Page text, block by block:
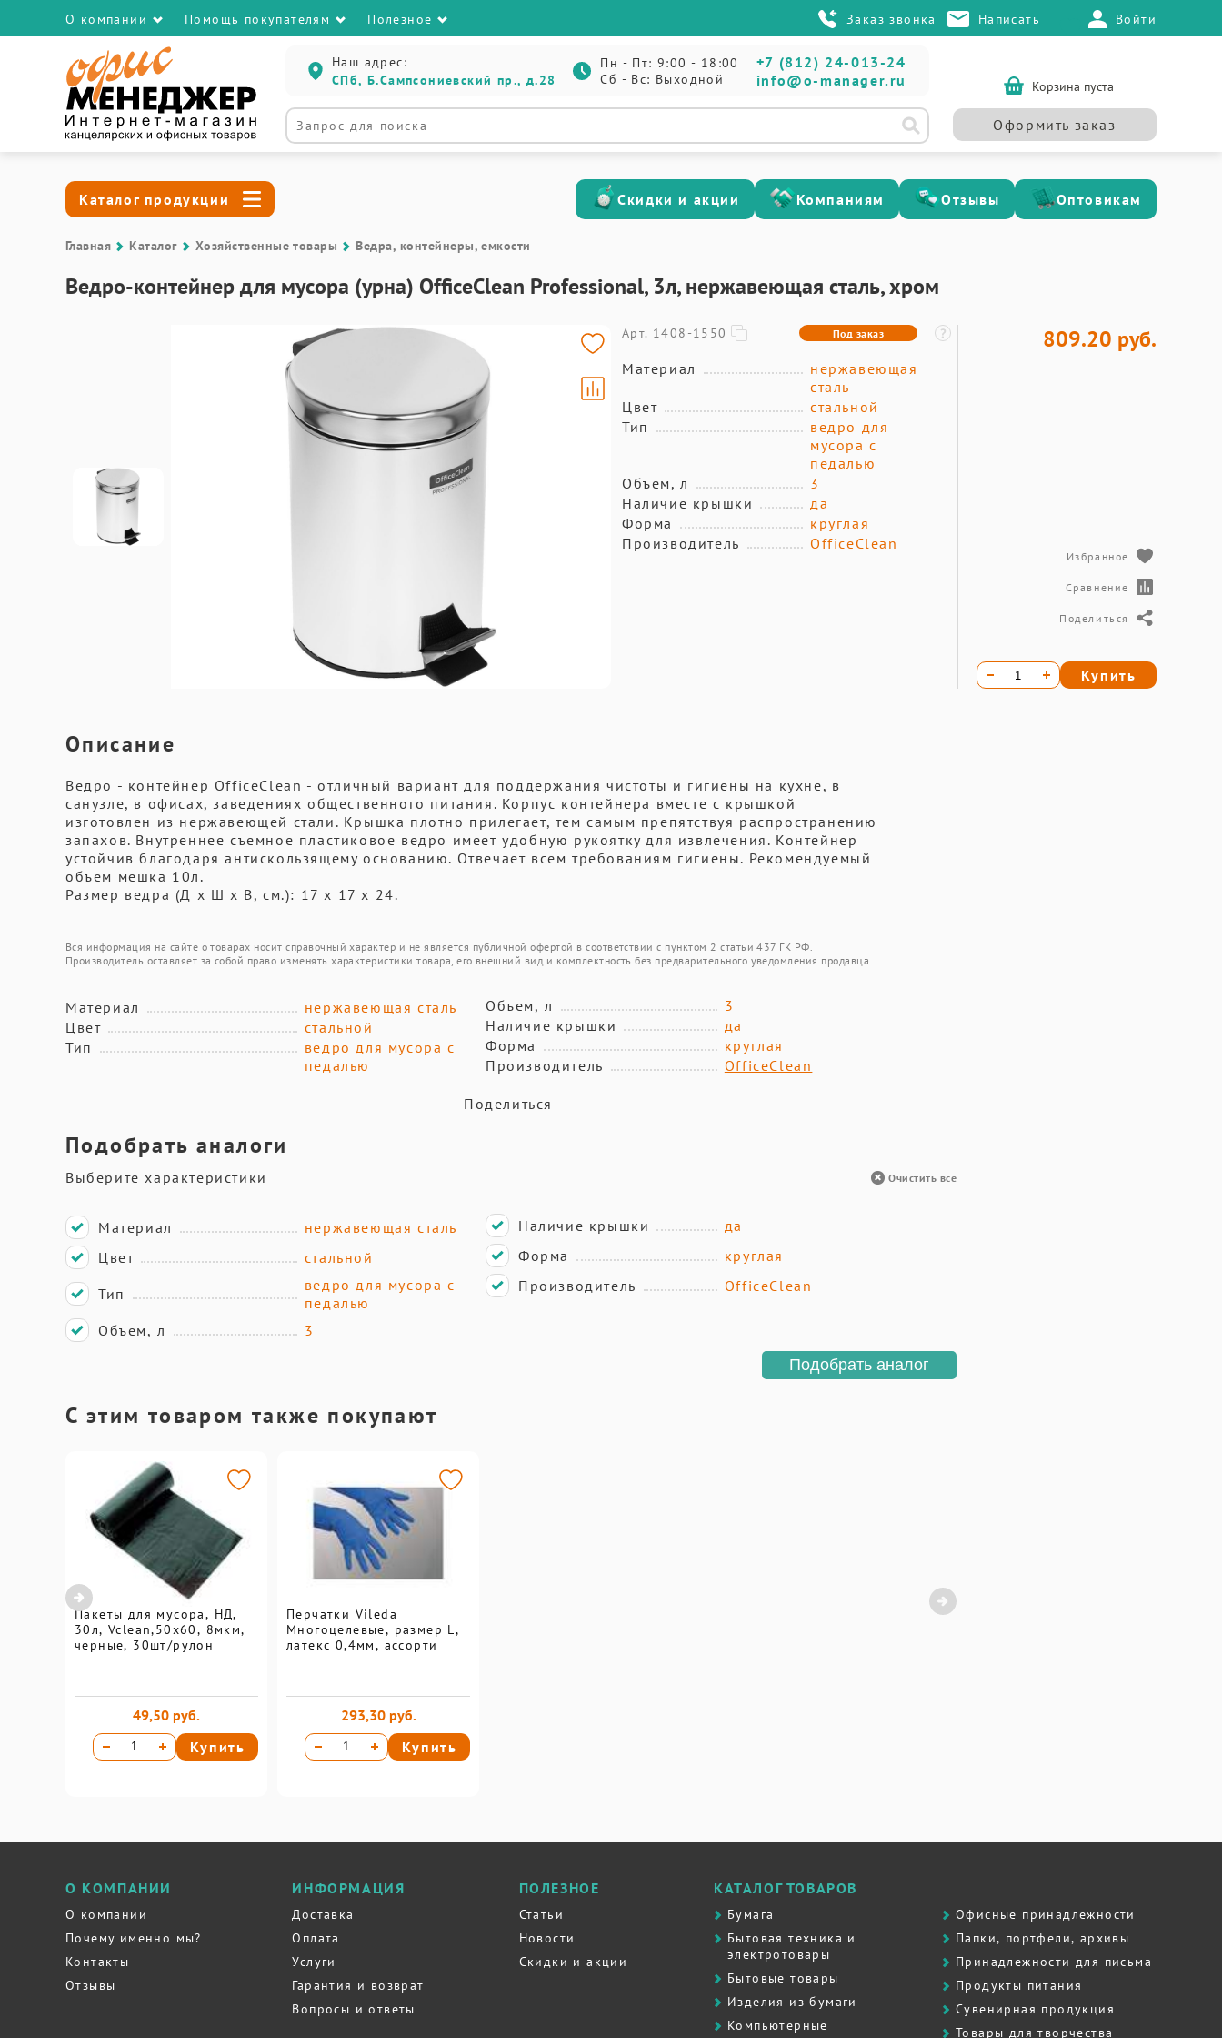
О компании Помощь покупателям Полезное Заказ звонка Написать Войти
Наш адрес:
СПб, Б.Сампсониевский пр., д.28
Пн - Пт: 9:00 - 18:00
Сб - Вс: Выходной
+7 (812) 24-013-24
info@o-manager.ru
Корзина пуста
Оформить заказ
Каталог продукции Скидки и акции Компаниям Отзывы Оптовикам
Главная Каталог Хозяйственные товары Ведра, контейнеры, емкости
Ведро-контейнер для мусора (урна) OfficeClean Professional, 3л, нержавеющая сталь, хром
Арт. 1408-1550 Под заказ
Материал
нержавеющая
сталь
Цвет
стальной
Тип
ведро для
мусора с
педалью
Объем, л
3
Наличие крышки
да
Форма
круглая
Производитель
OfficeClean
Описание
Ведро - контейнер OfficeClean - отличный вариант для поддержания чистоты и гигиены на кухне, в
санузле, в офисах, заведениях общественного питания. Корпус контейнера вместе с крышкой
изготовлен из нержавеющей стали. Крышка плотно прилегает, тем самым препятствуя распространению
запахов. Внутреннее съемное пластиковое ведро имеет удобную рукоятку для извлечения. Контейнер
устойчив благодаря антискользящему основанию. Отвечает всем требованиям гигиены. Рекомендуемый
объем мешка 10л.
Размер ведра (Д х Ш х В, см.): 17 х 17 х 24.
Вся информация на сайте о товарах носит справочный характер и не является публичной офертой в соответствии с пунктом 2 статьи 437 ГК РФ.
Производитель оставляет за собой право изменять характеристики товара, его внешний вид и комплектность без предварительного уведомления продавца.
Материал
нержавеющая сталь
Цвет
стальной
Тип
ведро для мусора с
педалью
Объем, л
3
Наличие крышки
да
Форма
круглая
Производитель
OfficeClean
Поделиться
Подобрать аналоги
Выберите характеристики Очистить все
Материал
нержавеющая сталь
Цвет
стальной
Тип
ведро для мусора с
педалью
Объем, л
3
Наличие крышки
да
Форма
круглая
Производитель
OfficeClean
Подобрать аналог
С этим товаром также покупают
Пакеты для мусора, НД,
30л, Vclean,50х60, 8мкм,
черные, 30шт/рулон
49,50 руб.
Купить
Перчатки Vileda
Многоцелевые, размер L,
латекс 0,4мм, ассорти
293,30 руб.
Купить
809.20 руб.
Избранное
Сравнение
Поделиться
Купить
О КОМПАНИИ
О компании
Почему именно мы?
Контакты
Отзывы
ИНФОРМАЦИЯ
Доставка
Оплата
Услуги
Гарантия и возврат
Вопросы и ответы
ПОЛЕЗНОЕ
Статьи
Новости
Скидки и акции
КАТАЛОГ ТОВАРОВ
Бумага
Бытовая техника и
электротовары
Бытовые товары
Изделия из бумаги
Компьютерные
Офисные принадлежности
Папки, портфели, архивы
Принадлежности для письма
Продукты питания
Сувенирная продукция
Товары для творчества